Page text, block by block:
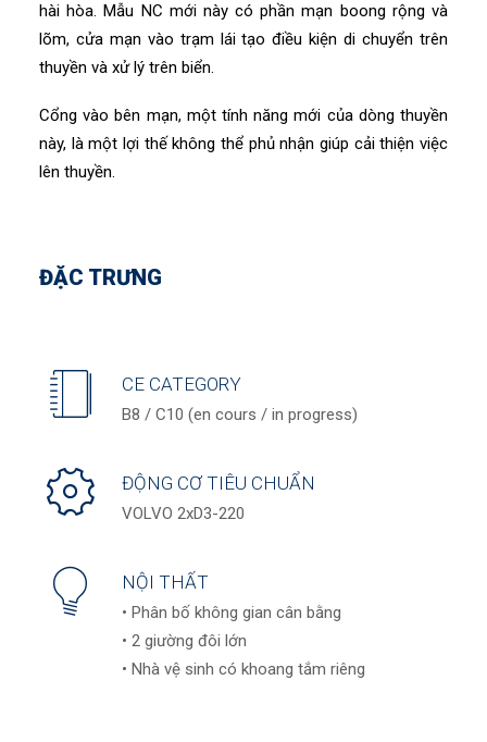
hài hòa. Mẫu NC mới này có phần mạn boong rộng và
lõm, cửa mạn vào trạm lái tạo điều kiện di chuyển trên
thuyền và xử lý trên biển.
Cổng vào bên mạn, một tính năng mới của dòng thuyền
này, là một lợi thế không thể phủ nhận giúp cải thiện việc
lên thuyền.
ĐẶC TRƯNG
CE CATEGORY
B8 / C10 (en cours / in progress)
ĐỘNG CƠ TIÊU CHUẨN
VOLVO 2xD3-220
NỘI THẤT
• Phân bố không gian cân bằng
• 2 giường đôi lớn
• Nhà vệ sinh có khoang tắm riêng